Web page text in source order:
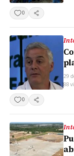
0 Compartir
29
88
0
Compartir